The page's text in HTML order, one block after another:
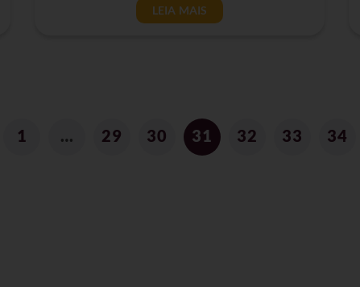
LEIA MAIS
1 … 29 30 31 32 33 34